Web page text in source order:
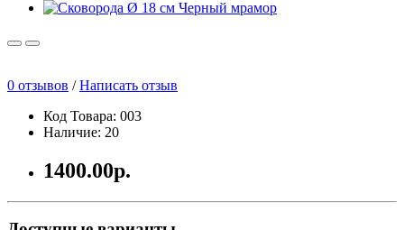
0 отзывов /Написать отзыв
Код Товара: 003
Наличие: 20
1400.00р.